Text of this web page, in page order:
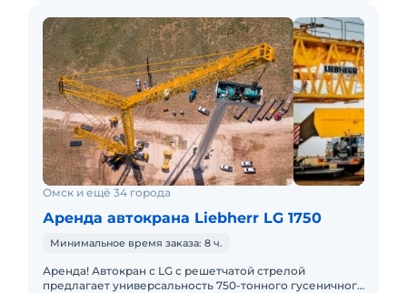
Омск и ещё 34 города
Аренда автокрана Liebherr LG 1750
Минимальное время заказа: 8 ч.
Аренда! Автокран с LG с решетчатой стрелой
предлагает универсальность 750-тонного гусеничного